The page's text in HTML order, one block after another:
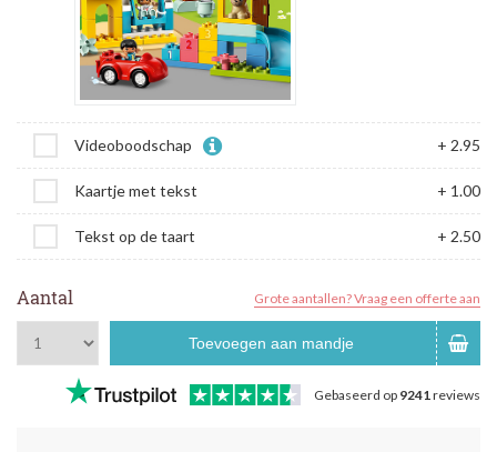
Videoboodschap + 2.95
Kaartje met tekst + 1.00
Tekst op de taart + 2.50
Aantal Grote aantallen? Vraag een offerte aan
Toevoegen aan mandje
Gebaseerd op 9241reviews